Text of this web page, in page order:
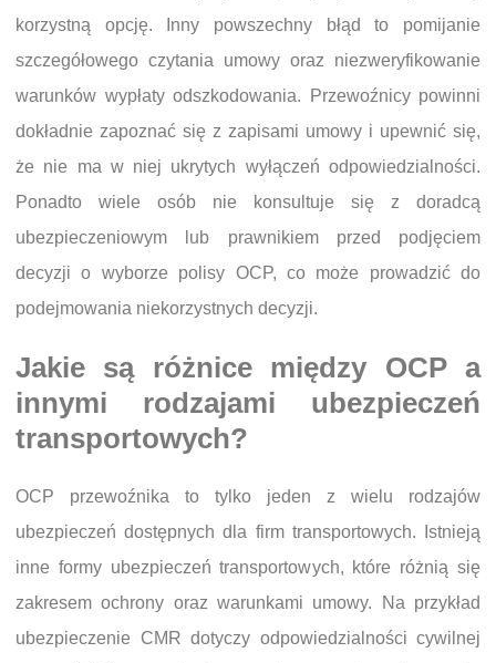
korzystną opcję. Inny powszechny błąd to pomijanie
szczegółowego czytania umowy oraz niezweryfikowanie
warunków wypłaty odszkodowania. Przewoźnicy powinni
dokładnie zapoznać się z zapisami umowy i upewnić się,
że nie ma w niej ukrytych wyłączeń odpowiedzialności.
Ponadto wiele osób nie konsultuje się z doradcą
ubezpieczeniowym lub prawnikiem przed podjęciem
decyzji o wyborze polisy OCP, co może prowadzić do
podejmowania niekorzystnych decyzji.
Jakie są różnice między OCP a
innymi rodzajami ubezpieczeń
transportowych?
OCP przewoźnika to tylko jeden z wielu rodzajów
ubezpieczeń dostępnych dla firm transportowych. Istnieją
inne formy ubezpieczeń transportowych, które różnią się
zakresem ochrony oraz warunkami umowy. Na przykład
ubezpieczenie CMR dotyczy odpowiedzialności cywilnej